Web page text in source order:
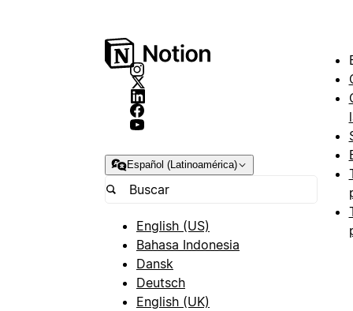
Español (Latinoamérica)
English (US)
Bahasa Indonesia
Dansk
Deutsch
English (UK)